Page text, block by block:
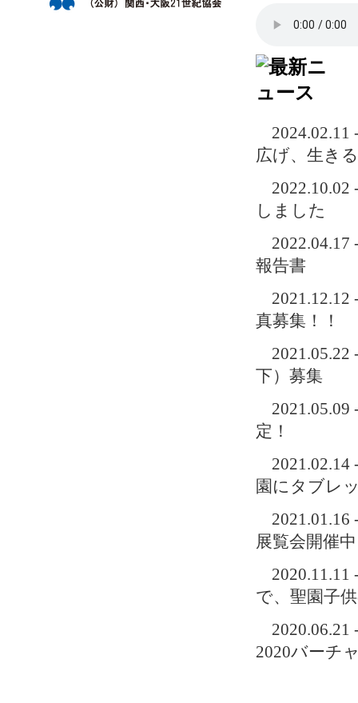
広げ、生き
しました
報告書
真募集！！
下）募集
定！
園にタブレ
展覧会開催
で、聖園子
2020バーチ